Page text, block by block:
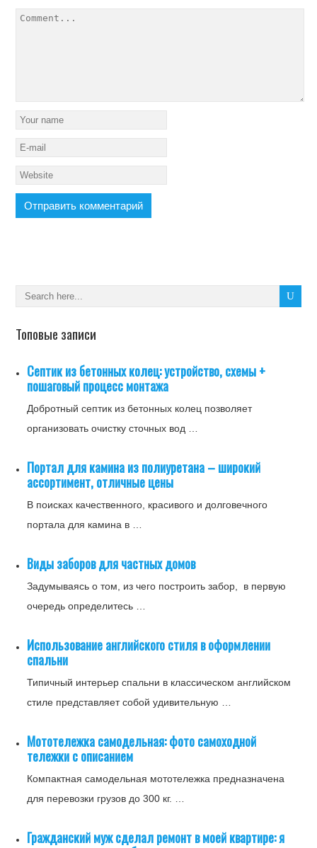
Топовые записи
Септик из бетонных колец: устройство, схемы +
пошаговый процесс монтажа
Добротный септик из бетонных колец позволяет
организовать очистку сточных вод …
Портал для камина из полиуретана – широкий
ассортимент, отличные цены
В поисках качественного, красивого и долговечного
портала для камина в …
Виды заборов для частных домов
Задумываясь о том, из чего построить забор, в первую
очередь определитесь …
Использование английского стиля в оформлении
спальни
Типичный интерьер спальни в классическом английском
стиле представляет собой удивительную …
Мототележка самодельная: фото самоходной
тележки с описанием
Компактная самодельная мототележка предназначена
для перевозки грузов до 300 кг. …
Гражданский муж сделал ремонт в моей квартире: я